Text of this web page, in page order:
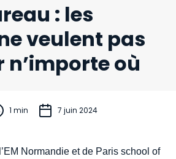
: les
veulent pas
où
1 min 7 juin 2024
Normandie et de Paris school of